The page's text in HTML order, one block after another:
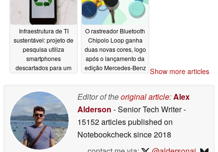
Infraestrutura de TI
sustentável: projeto de
pesquisa utiliza
smartphones
descartados para um
O rastreador Bluetooth
Chipolo Loop ganha
duas novas cores, logo
após o lançamento da
edição Mercedes-Benz Show more articles
Editor of theoriginal article:Alex
Alderson - Senior Tech Writer-
15152 articles published on
Notebookchecksince 2018